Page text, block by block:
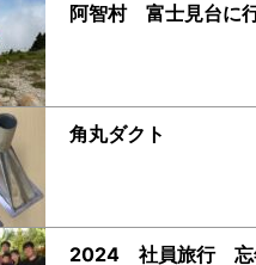
阿智村 富士見台に
角丸ダクト
2024 社員旅行 忘